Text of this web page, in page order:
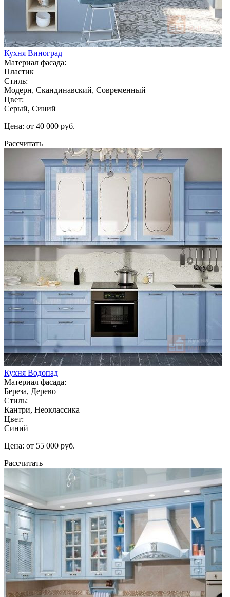
Кухня Виноград
Материал фасада:
Пластик
Стиль:
Модерн, Скандинавский, Современный
Цвет:
Серый, Синий
Цена: от 40 000 руб.
Рассчитать
Кухня Водопад
Материал фасада:
Береза, Дерево
Стиль:
Кантри, Неоклассика
Цвет:
Синий
Цена: от 55 000 руб.
Рассчитать